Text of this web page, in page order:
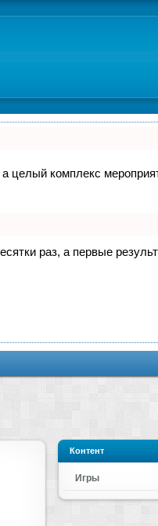
а целый комплекс
раз, а первые
Контент
Игры